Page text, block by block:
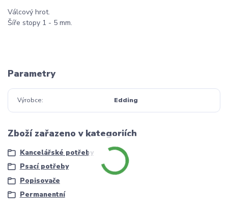
Válcový hrot.
Šíře stopy 1 - 5 mm.
Parametry
Výrobce Edding
Zboží zařazeno v kategoriích
Kancelářské potřeby
Psací potřeby
Popisovače
Permanentní